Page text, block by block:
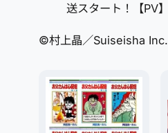
送スタート！【PV】
©村上晶／Suiseisha Inc.